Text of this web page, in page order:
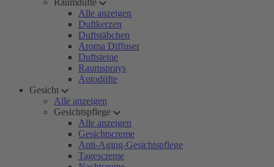
Raumdüfte
Alle anzeigen
Duftkerzen
Duftstäbchen
Aroma Diffuser
Duftsteine
Raumsprays
Autodüfte
Gesicht
Alle anzeigen
Gesichtspflege
Alle anzeigen
Gesichtscreme
Anti-Aging-Gesichtspflege
Tagescreme